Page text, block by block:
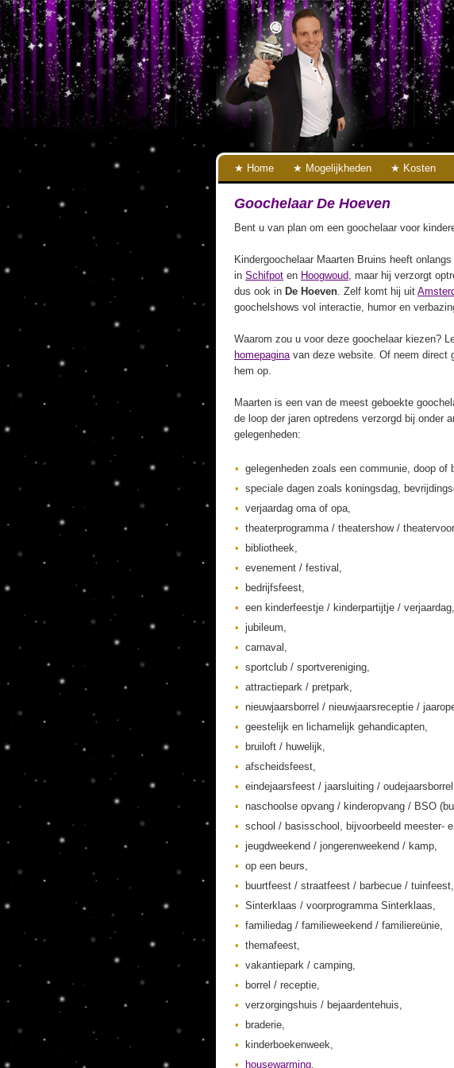
Home Mogelijkheden Kosten
Goochelaar De Hoeven
Bent u van plan om een goochelaar voor
Kindergoochelaar Maarten Bruins heeft
in Schifpot en Hoogwoud, maar hij verzorgt
dus ook in De Hoeven. Zelf komt hij uit
goochelshows vol interactie, humor en
Waarom zou u voor deze goochelaar kiezen?
homepaginavan deze website. Of neem direct
hem op.
Maarten is een van de meest geboekte
de loop der jaren optredens verzorgd bij onder
gelegenheden:
gelegenheden zoals een communie, doop of
speciale dagen zoals koningsdag,
verjaardag oma of opa,
theaterprogramma / theatershow /
bibliotheek,
evenement / festival,
bedrijfsfeest,
een kinderfeestje / kinderpartijtje / verjaardag,
jubileum,
carnaval,
sportclub / sportvereniging,
attractiepark / pretpark,
nieuwjaarsborrel / nieuwjaarsreceptie /
geestelijk en lichamelijk gehandicapten,
bruiloft / huwelijk,
afscheidsfeest,
eindejaarsfeest / jaarsluiting /
naschoolse opvang / kinderopvang / BSO
school / basisschool, bijvoorbeeld meester-
jeugdweekend / jongerenweekend / kamp,
op een beurs,
buurtfeest / straatfeest / barbecue / tuinfeest,
Sinterklaas / voorprogramma Sinterklaas,
familiedag / familieweekend / familiereünie,
themafeest,
vakantiepark / camping,
borrel / receptie,
verzorgingshuis / bejaardentehuis,
braderie,
kinderboekenweek,
housewarming,